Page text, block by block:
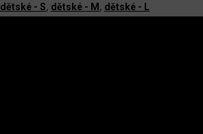
dětské - S, dětské - M , dětské - L